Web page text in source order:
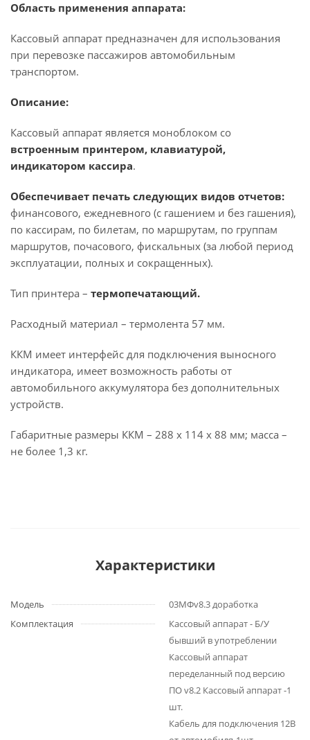
Область применения аппарата:
Кассовый аппарат предназначен для использования
при перевозке пассажиров автомобильным
транспортом.
Описание:
Кассовый аппарат является моноблоком со
встроенным принтером, клавиатурой,
индикатором кассира.
Обеспечивает печать следующих видов отчетов:
финансового, ежедневного (с гашением и без гашения),
по кассирам, по билетам, по маршрутам, по группам
маршрутов, почасового, фискальных (за любой период
эксплуатации, полных и сокращенных).
Тип принтера – термопечатающий.
Расходный материал – термолента 57 мм.
ККМ имеет интерфейс для подключения выносного
индикатора, имеет возможность работы от
автомобильного аккумулятора без дополнительных
устройств.
Габаритные размеры ККМ – 288 х 114 х 88 мм; масса –
не более 1,3 кг.
Характеристики
Модель
03МФv8.3 доработка
Комплектация
Кассовый аппарат - Б/У
бывший в употреблении
Кассовый аппарат
переделанный под версию
ПО v8.2 Кассовый аппарат -1
шт.
Кабель для подключения 12В